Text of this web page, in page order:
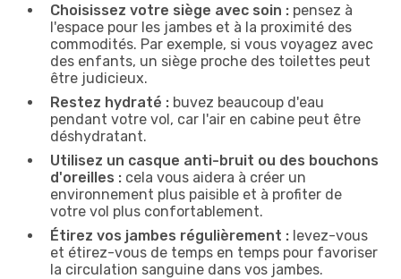
Choisissez votre siège avec soin : pensez à
l'espace pour les jambes et à la proximité des
commodités. Par exemple, si vous voyagez avec
des enfants, un siège proche des toilettes peut
être judicieux.
Restez hydraté : buvez beaucoup d'eau
pendant votre vol, car l'air en cabine peut être
déshydratant.
Utilisez un casque anti-bruit ou des bouchons
d'oreilles : cela vous aidera à créer un
environnement plus paisible et à profiter de
votre vol plus confortablement.
Étirez vos jambes régulièrement : levez-vous
et étirez-vous de temps en temps pour favoriser
la circulation sanguine dans vos jambes.